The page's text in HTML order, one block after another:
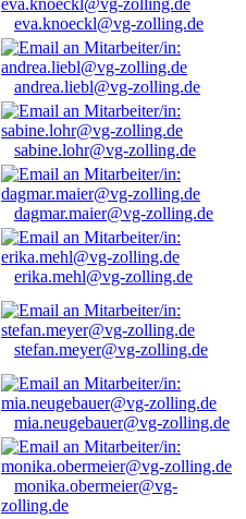
eva.knoeckl@vg-zolling.de
andrea.liebl@vg-zolling.de
sabine.lohr@vg-zolling.de
dagmar.maier@vg-zolling.de
erika.mehl@vg-zolling.de
stefan.meyer@vg-zolling.de
mia.neugebauer@vg-zolling.de
monika.obermeier@vg-
zolling.de